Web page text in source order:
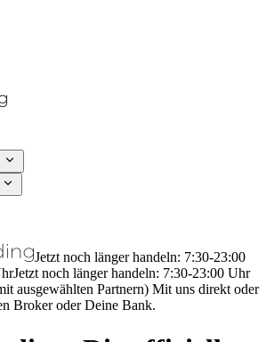
Jetzt noch länger handeln: 7:30-23:00
Jetzt noch länger handeln: 7:30-23:00 Uhr
ausgewählten Partnern) Mit uns direkt oder
Broker oder Deine Bank.